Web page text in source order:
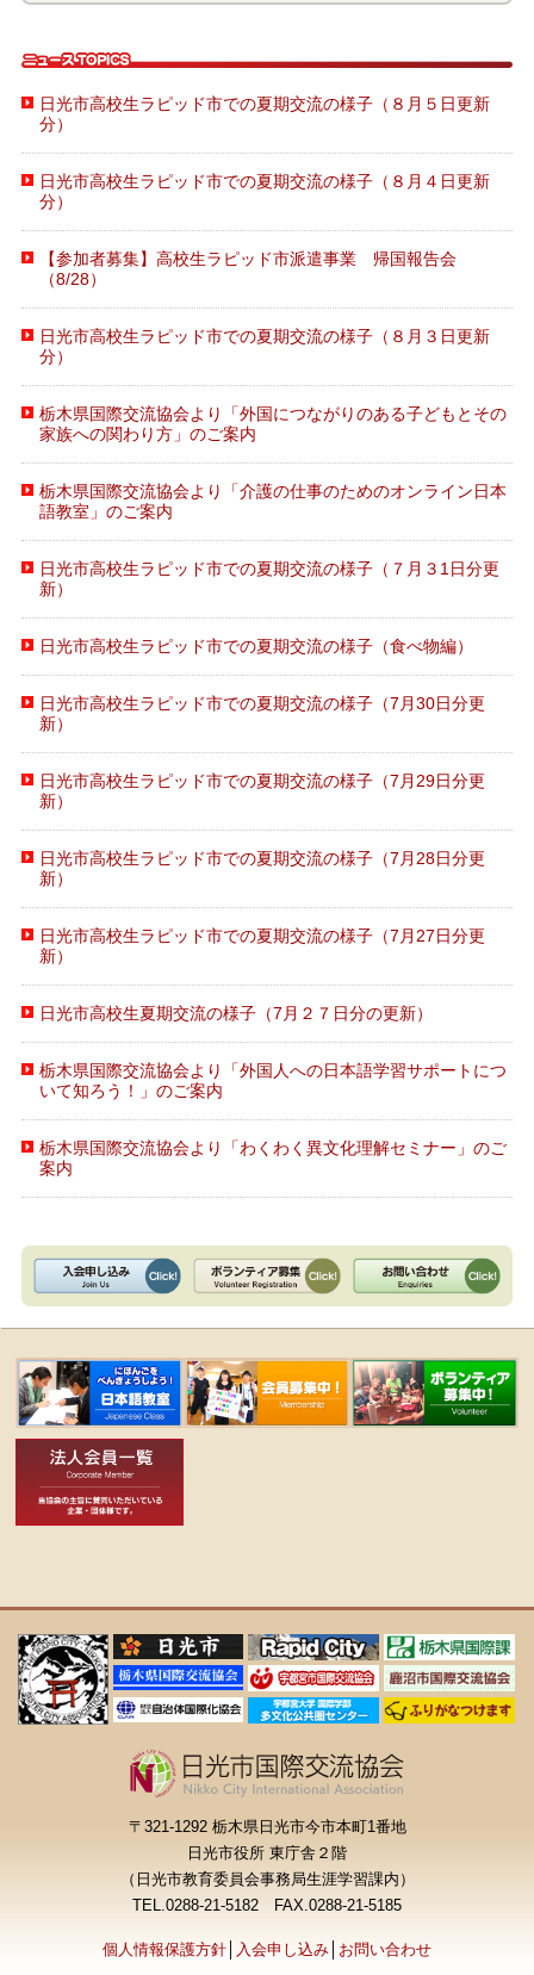
日光市高校生ラピッド市での夏期交流の様子（８月５日更新
分）
日光市高校生ラピッド市での夏期交流の様子（８月４日更新
分）
【参加者募集】高校生ラピッド市派遣事業 帰国報告会
（8/28）
日光市高校生ラピッド市での夏期交流の様子（８月３日更新
分）
栃木県国際交流協会より「外国につながりのある子どもとその
家族への関わり方」のご案内
栃木県国際交流協会より「介護の仕事のためのオンライン日本
語教室」のご案内
日光市高校生ラピッド市での夏期交流の様子（７月３1日分更
新）
日光市高校生ラピッド市での夏期交流の様子（食べ物編）
日光市高校生ラピッド市での夏期交流の様子（7月30日分更
新）
日光市高校生ラピッド市での夏期交流の様子（7月29日分更
新）
日光市高校生ラピッド市での夏期交流の様子（7月28日分更
新）
日光市高校生ラピッド市での夏期交流の様子（7月27日分更
新）
日光市高校生夏期交流の様子（7月２７日分の更新）
栃木県国際交流協会より「外国人への日本語学習サポートにつ
いて知ろう！」のご案内
栃木県国際交流協会より「わくわく異文化理解セミナー」のご
案内
〒321-1292 栃木県日光市今市本町1番地
日光市役所 東庁舎２階
（日光市教育委員会事務局生涯学習課内）
TEL.0288-21-5182 FAX.0288-21-5185
個人情報保護方針 入会申し込み お問い合わせ